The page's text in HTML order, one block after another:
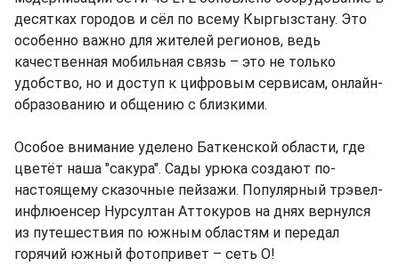
десятках городов и сёл по всему Кыргызстану. Это
особенно важно для жителей регионов, ведь
качественная мобильная связь – это не только
удобство, но и доступ к цифровым сервисам, онлайн-
образованию и общению с близкими.
Особое внимание уделено Баткенской области, где
цветёт наша "сакура". Сады урюка создают по-
настоящему сказочные пейзажи. Популярный трэвел-
инфлюенсер Нурсултан Аттокуров на днях вернулся
из путешествия по южным областям и передал
горячий южный фотопривет – сеть О!